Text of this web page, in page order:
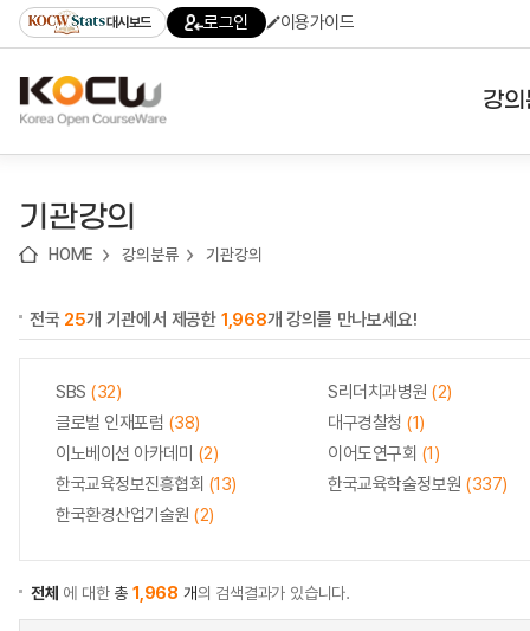
기
기
기
content)
가
대시보드 로그인 이용가이드
강
기관강의
HOME 강의분류 기관강의
전국 25개 기관에서 제공한 1,968개 강의를 만나보세요!
SBS (32) S리더치과병원 (2)
글로벌 인재포럼 (38) 대구경찰청 (1)
이노베이션 아카데미 (2) 이어도연구회 (1)
한국교육정보진흥협회 (13) 한국교육학술정보원 (337)
한국환경산업기술원 (2)
전체 에 대한총1,968 개의 검색결과가 있습니다.